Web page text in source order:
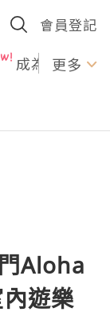
會員登記
成為U更多
Aloha
遊樂